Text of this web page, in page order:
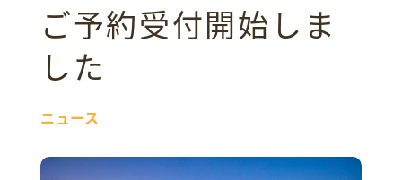
ご予約受付開始しま
した
ニュース